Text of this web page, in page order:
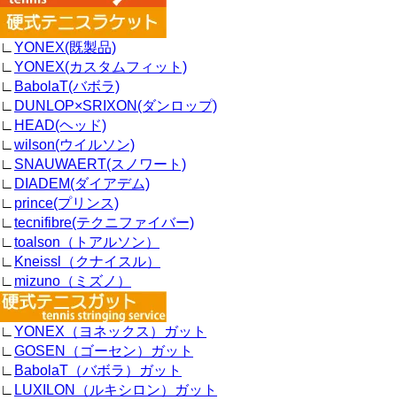
∟ YONEX(既製品)
∟ YONEX(カスタムフィット)
∟
BabolaT(バボラ)
∟
DUNLOP×SRIXON(ダンロップ)
∟
HEAD(ヘッド)
∟ wilson(ウイルソン)
∟ SNAUWAERT(スノワート)
∟
DIADEM(ダイアデム)
∟ prince(プリンス)
∟ tecnifibre(テクニファイバー)
∟ toalson（トアルソン）
∟
Kneissl（クナイスル）
∟ mizuno（ミズノ）
∟ YONEX（ヨネックス）ガット
∟ GOSEN（ゴーセン）ガット
∟
BabolaT（バボラ）ガット
∟
LUXILON（ルキシロン）ガット